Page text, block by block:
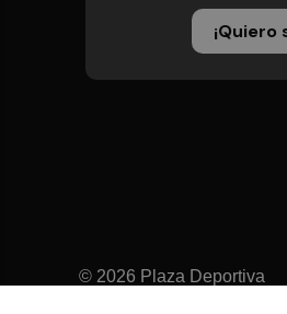
© 2026 Plaza Deportiva